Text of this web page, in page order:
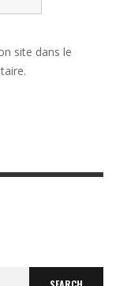
site dans le